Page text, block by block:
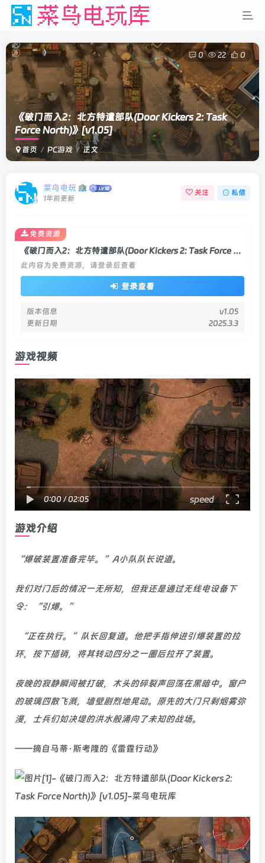
《破门而入2：北方特遣部队(Door Kickers 2: Task
Force North)》[v1.05]
首页 PC游戏 正文
0 22 0
菜鸟电玩
1年前更新
关注 私信
《破门而入2：北方特遣部队(Door Kickers 2: Task Force North)》[v1.05]
此内容为免费资源，请登录后查看
登录查看
版本信息
v1.05
更新日期
2025.3.3
免费资源
游戏视频
0:00/02:05 speed
游戏介绍
“爆破装置准备完毕。”A小队队长说道。
我们对门后的情况一无所知，但我还是通过无线电设备下
令：“引爆。”
“正在执行。”队长回复道。他把手指伸进引爆装置的拉
环，按下插销，将其转动四分之一圈后拉开了装置。
夜晚的寂静瞬间被打破，木头的碎裂声回荡在黑暗中。窗户
的玻璃四散飞溅，墙壁剧烈地晃动。原先的大门只剩烟雾弥
漫，士兵们如决堤的洪水般涌向了未知的战场。
——摘自马蒂·斯考隆的《雷霆行动》